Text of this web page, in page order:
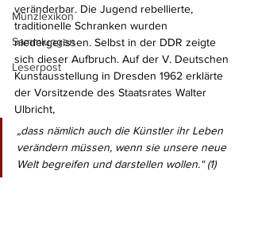
Münzlexikon
Sammlungen
Leserpost
veränderbar. Die Jugend rebellierte,
traditionelle Schranken wurden
niedergerissen. Selbst in der DDR zeigte
sich dieser Aufbruch. Auf der V. Deutschen
Kunstausstellung in Dresden 1962 erklärte
der Vorsitzende des Staatsrates Walter
Ulbricht,
„dass nämlich auch die Künstler ihr Leben
verändern müssen, wenn sie unsere neue
Welt begreifen und darstellen wollen.“ (1)